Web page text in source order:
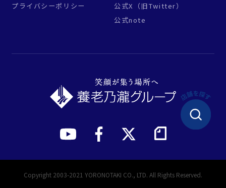
プライバシーポリシー
公式X（旧Twitter）
公式note
Copyright 2003-2021 YORONOTAKI CO., LTD. All Rights Reserved.